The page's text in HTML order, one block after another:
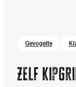
Gevogelte
Zelf